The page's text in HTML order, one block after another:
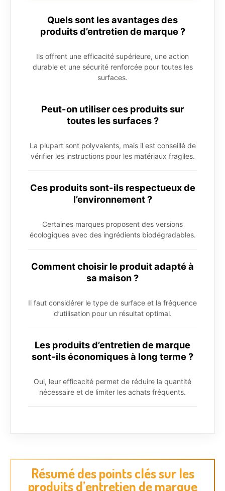
Quels sont les avantages des
produits d’entretien de marque ?
Ils offrent une efficacité supérieure, une action
durable et une sécurité renforcée pour toutes les
surfaces.
Peut-on utiliser ces produits sur
toutes les surfaces ?
La plupart sont polyvalents, mais il est conseillé de
vérifier les instructions pour les matériaux fragiles.
Ces produits sont-ils respectueux de
l’environnement ?
Certaines marques proposent des versions
écologiques avec des ingrédients biodégradables.
Comment choisir le produit adapté à
sa maison ?
Il faut considérer le type de surface et la fréquence
d’utilisation pour un résultat optimal.
Les produits d’entretien de marque
sont-ils économiques à long terme ?
Oui, leur efficacité permet de réduire la quantité
nécessaire et de limiter les achats fréquents.
Résumé des points clés sur les
produits d’entretien de marque